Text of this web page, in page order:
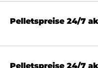
Pelletspreise 24/7
Pelletspreise 24/7